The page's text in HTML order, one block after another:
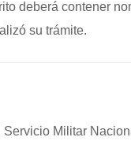
deberá contener
su trámite.
Militar